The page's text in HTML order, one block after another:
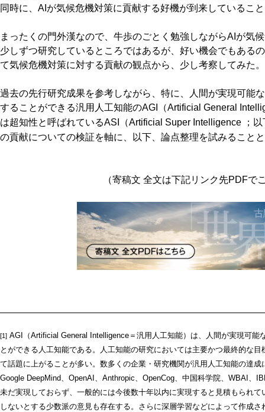
同時に、AIが気候危機対策に貢献する好機が到来しているこ
まったくの門外漢なので、牛歩のごとく勉強しながらAIが気
少しずつ研究しているところではあるが、好い機会でもある
て気候危機対策に対する貢献の観点から、少し考察してみた。
過去の先行研究成果を参考しながら、特に、人間が実現可能
することができる汎用人工知能のAGI（Artificial General
は超知性と呼ばれているASI（Artificial Super Intelligence ；
の貢献についての検証を軸に、以下、論点整理を試みること
（寄稿文 全文は下記リンク先PDFで
[1] AGI（Artificial General Intelligence＝汎用人工知能）は、人間が実現可能
とができる人工知能である。人工知能の研究においては主要かつ最終的な
て話題に上がることが多い。数多くの企業・研究機関が汎用人工知能の達
Google DeepMind、OpenAI、Anthropic、OpenCog、中国科学院、WBAI、
未だ実現しておらず、一般的には今後数十年以内に実現すると見積もられ
しないとする少数派の意見も存在する。さらに深層学習などによって作成